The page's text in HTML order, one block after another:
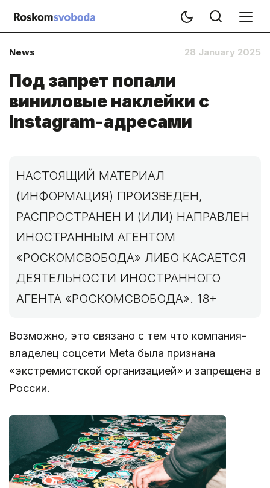
News 28 January 2025
Под запрет попали
виниловые наклейки с
Instagram-адресами
НАСТОЯЩИЙ МАТЕРИАЛ
(ИНФОРМАЦИЯ) ПРОИЗВЕДЕН,
РАСПРОСТРАНЕН И (ИЛИ) НАПРАВЛЕН
ИНОСТРАННЫМ АГЕНТОМ
«РОСКОМСВОБОДА» ЛИБО КАСАЕТСЯ
ДЕЯТЕЛЬНОСТИ ИНОСТРАННОГО
АГЕНТА «РОСКОМСВОБОДА». 18+
Возможно, это связано с тем что компания-
владелец соцсети Meta была признана
«экстремистской организацией» и запрещена в
России.